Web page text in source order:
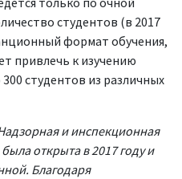
студентов (в 2017
формат обучения,
привлечь к изучению
студентов из различных
и инспекционная
открыта в 2017 году и
Благодаря